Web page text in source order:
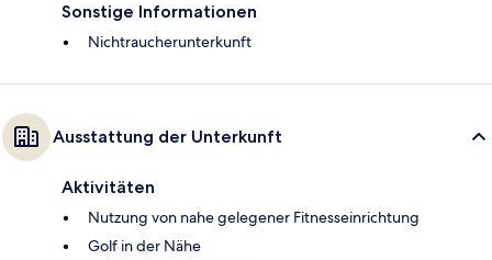
Sonstige Informationen
Nichtraucherunterkunft
Ausstattung der Unterkunft
Aktivitäten
Nutzung von nahe gelegener Fitnesseinrichtung
Golf in der Nähe